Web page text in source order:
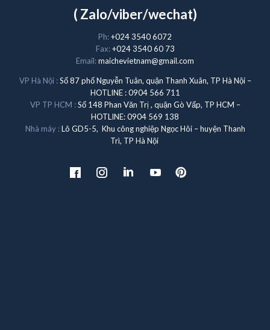
( Zalo/viber/wechat)
Ph:+024 3540 6072
Fax:+024 3540 60 73
Email:maichevietnam@gmail.com
VP Hà Nội :Số 87 phố Nguyễn Tuân, quận Thanh Xuân, TP Hà Nội –
HOTLINE : 0904 566 711
VP TP HCM :Số 148 Phan Văn Trị , quận Gò Vấp, TP HCM –
HOTLINE: 0904 569 138
Nhà máy :Lô GD5-5, Khu công nghiệp Ngọc Hôi – huyện Thanh
Trì, TP Hà Nội